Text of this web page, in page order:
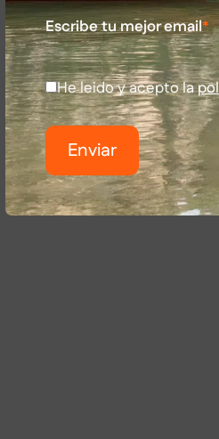
Escribe tu mejor email*
He leido y acepto la
Enviar